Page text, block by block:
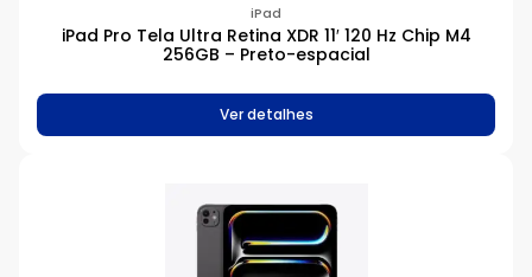
iPad
iPad Pro Tela Ultra Retina XDR 11′ 120 Hz Chip M4
256GB – Preto-espacial
Ver detalhes